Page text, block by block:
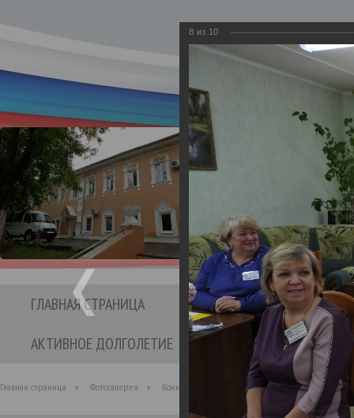
Департамент
Бюджетное
ГЛАВНАЯ СТРАНИЦА
СТРУКТУРА УЧРЕЖДЕНИЯ
АКТИВНОЕ ДОЛГОЛЕТИЕ
ОТЗЫВЫ И
Главная страница Фотогалерея Конкурс профессионального мастерства 2021
8 из 10